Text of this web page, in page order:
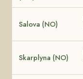
Salova (NO)
Skarplyna (NO)